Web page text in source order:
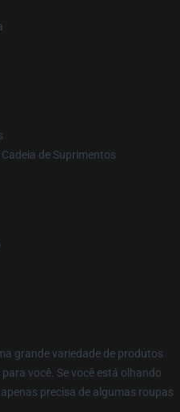
de Suprimentos
grande variedade de produtos
você. Se você está olhando
precisa de algumas roupas